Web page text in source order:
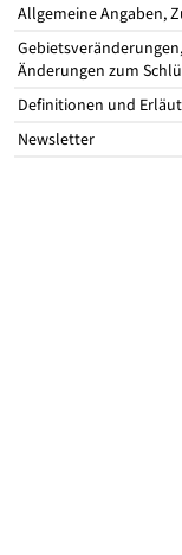
Allgemeine Angaben,
Gebietsveränderungen,
Änderungen zum
Definitionen und
Newsletter